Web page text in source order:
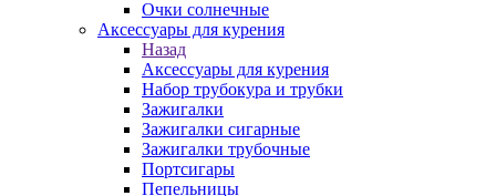
Очки солнечные
Аксессуары для курения
Назад
Аксессуары для курения
Набор трубокура и трубки
Зажигалки
Зажигалки сигарные
Зажигалки трубочные
Портсигары
Пепельницы